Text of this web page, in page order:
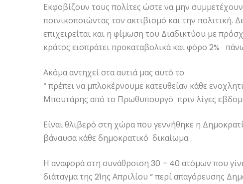
Εκφοβίζουν τους πολίτες ώστε να μην
ποινικοποιώντας τον ακτιβισμό και την πολιτική.
επιχειρείται και η φίμωση του Διαδικτύου με
κράτος εισπράτει προκαταβολικά και φόρο 2%
Ακόμα αντηχεί στα αυτιά μας αυτό το
“ πρέπει να μπλοκέρνουμε κατευθείαν κάθε
Μπουτάρης από το Πρωθυπουργό πριν λίγες
Είναι θλιβερό στη χώρα που γεννήθηκε η
βάναυσα κάθε δημοκρατικό δικαίωμα .
Η αναφορά στη συνάθροιση 30 – 40 ατόμων που
διάταγμα της 21ης Απριλίου ” περί απαγόρευσης